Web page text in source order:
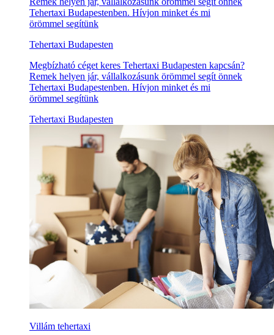
Tehertaxi Budapestenben. Hívjon minket és mi
örömmel segítünk
Tehertaxi Budapesten
Megbízható céget keres Tehertaxi Budapesten kapcsán?
Remek helyen jár, vállalkozásunk örömmel segít önnek
Tehertaxi Budapestenben. Hívjon minket és mi
örömmel segítünk
Tehertaxi Budapesten
Villám tehertaxi